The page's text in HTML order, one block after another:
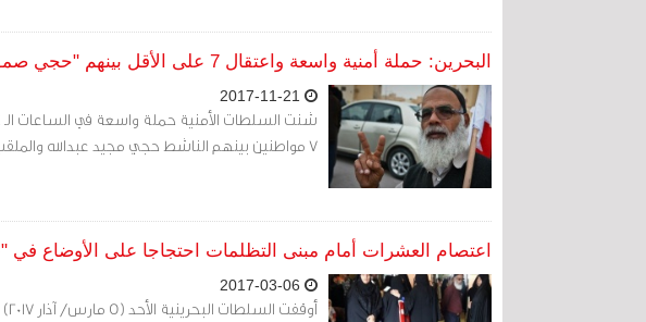
البحرين: حملة أمنية واسعة واعتقال 7 على الأقل بينهم "حجي صمود"
7 مواطنين بينهم الناشط حجي مجيد عبدالله والملقب بـ "حجي صمود".
اعتصام العشرات أمام مبنى التظلمات احتجاجا على الأوضاع